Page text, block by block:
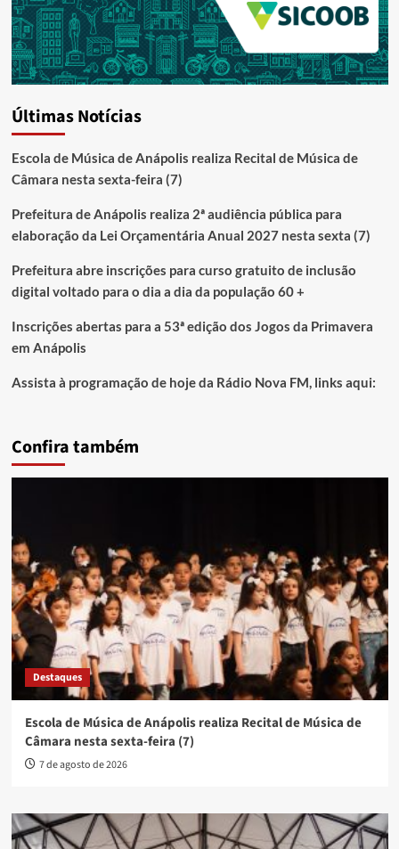
Últimas Notícias
Escola de Música de Anápolis realiza Recital de Música de
Câmara nesta sexta-feira (7)
Prefeitura de Anápolis realiza 2ª audiência pública para
elaboração da Lei Orçamentária Anual 2027 nesta sexta (7)
Prefeitura abre inscrições para curso gratuito de inclusão
digital voltado para o dia a dia da população 60 +
Inscrições abertas para a 53ª edição dos Jogos da Primavera
em Anápolis
Assista à programação de hoje da Rádio Nova FM, links aqui:
Confira também
Destaques
Escola de Música de Anápolis realiza Recital de Música de
Câmara nesta sexta-feira (7)
7 de agosto de 2026